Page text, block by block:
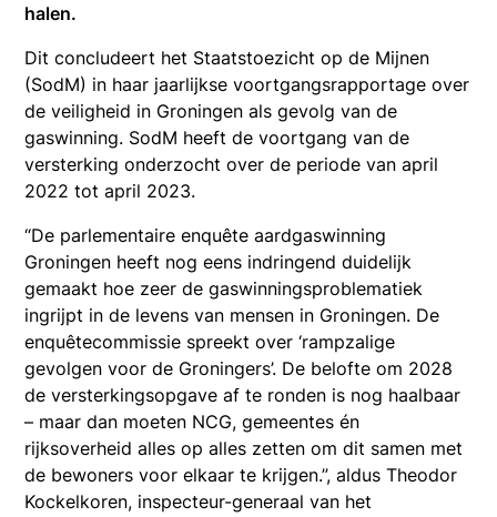
halen.
Dit concludeert het Staatstoezicht op de Mijnen
(SodM) in haar jaarlijkse voortgangsrapportage over
de veiligheid in Groningen als gevolg van de
gaswinning. SodM heeft de voortgang van de
versterking onderzocht over de periode van april
2022 tot april 2023.
“De parlementaire enquête aardgaswinning
Groningen heeft nog eens indringend duidelijk
gemaakt hoe zeer de gaswinningsproblematiek
ingrijpt in de levens van mensen in Groningen. De
enquêtecommissie spreekt over ‘rampzalige
gevolgen voor de Groningers’. De belofte om 2028
de versterkingsopgave af te ronden is nog haalbaar
– maar dan moeten NCG, gemeentes én
rijksoverheid alles op alles zetten om dit samen met
de bewoners voor elkaar te krijgen.”, aldus Theodor
Kockelkoren, inspecteur-generaal van het